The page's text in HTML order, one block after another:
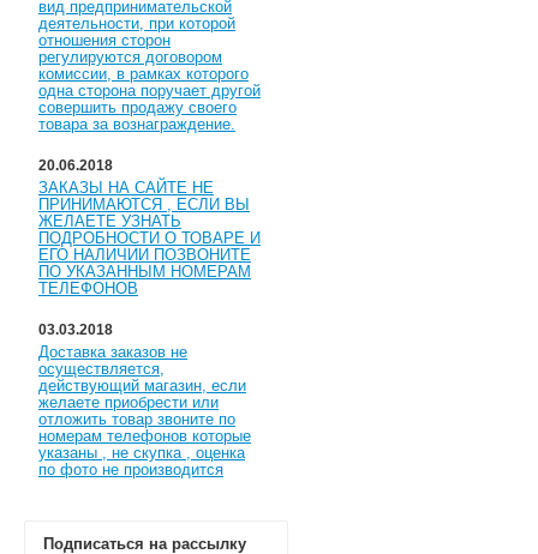
вид предпринимательской
деятельности, при которой
отношения сторон
регулируются договором
комиссии, в рамках которого
одна сторона поручает другой
совершить продажу своего
товара за вознаграждение.
20.06.2018
ЗАКАЗЫ НА САЙТЕ НЕ
ПРИНИМАЮТСЯ , ЕСЛИ ВЫ
ЖЕЛАЕТЕ УЗНАТЬ
ПОДРОБНОСТИ О ТОВАРЕ И
ЕГО НАЛИЧИИ ПОЗВОНИТЕ
ПО УКАЗАННЫМ НОМЕРАМ
ТЕЛЕФОНОВ
03.03.2018
Доставка заказов не
осуществляется,
действующий магазин, если
желаете приобрести или
отложить товар звоните по
номерам телефонов которые
указаны , не скупка , оценка
по фото не производится
Подписаться на рассылку